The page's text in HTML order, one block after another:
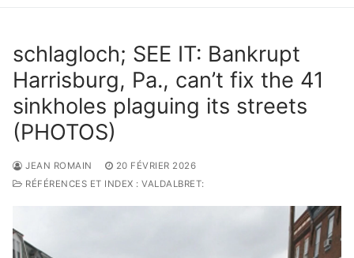
schlagloch; SEE IT: Bankrupt
Harrisburg, Pa., can’t fix the 41
sinkholes plaguing its streets
(PHOTOS)
JEAN ROMAIN
20 FÉVRIER 2026
RÉFÉRENCES ET INDEX : VALDALBRET: